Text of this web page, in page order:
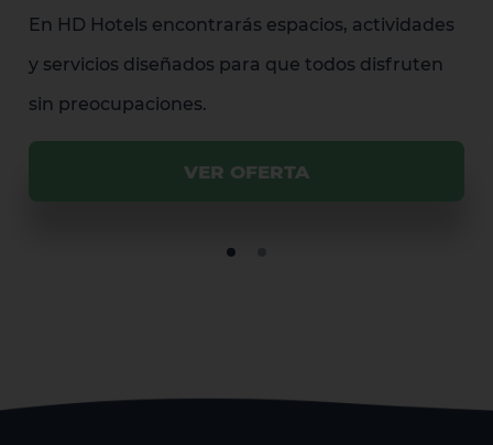
2 HOTELES EN LA ISLA
En HD Hotels encontrarás espacios, actividades
y servicios diseñados para que todos disfruten
sin preocupaciones.
VER OFERTA